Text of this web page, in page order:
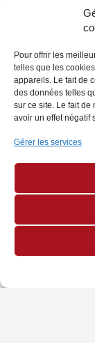
Pour offrir les
telles que les
appareils. Le fait de
des données telles
sur ce site. Le fait de
avoir un effet négatif
Gérer les services